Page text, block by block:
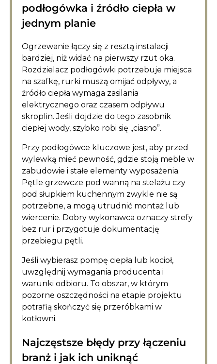
podłogówka i źródło ciepła w
jednym planie
Ogrzewanie łączy się z resztą instalacji
bardziej, niż widać na pierwszy rzut oka.
Rozdzielacz podłogówki potrzebuje miejsca
na szafkę, rurki muszą omijać odpływy, a
źródło ciepła wymaga zasilania
elektrycznego oraz czasem odpływu
skroplin. Jeśli dojdzie do tego zasobnik
ciepłej wody, szybko robi się „ciasno”.
Przy podłogówce kluczowe jest, aby przed
wylewką mieć pewność, gdzie stoją meble w
zabudowie i stałe elementy wyposażenia.
Pętle grzewcze pod wanną na stelażu czy
pod słupkiem kuchennym zwykle nie są
potrzebne, a mogą utrudnić montaż lub
wiercenie. Dobry wykonawca oznaczy strefy
bez rur i przygotuje dokumentację
przebiegu pętli.
Jeśli wybierasz pompę ciepła lub kocioł,
uwzględnij wymagania producenta i
warunki odbioru. To obszar, w którym
pozorne oszczędności na etapie projektu
potrafią skończyć się przeróbkami w
kotłowni.
Najczęstsze błędy przy łączeniu
branż i jak ich uniknąć